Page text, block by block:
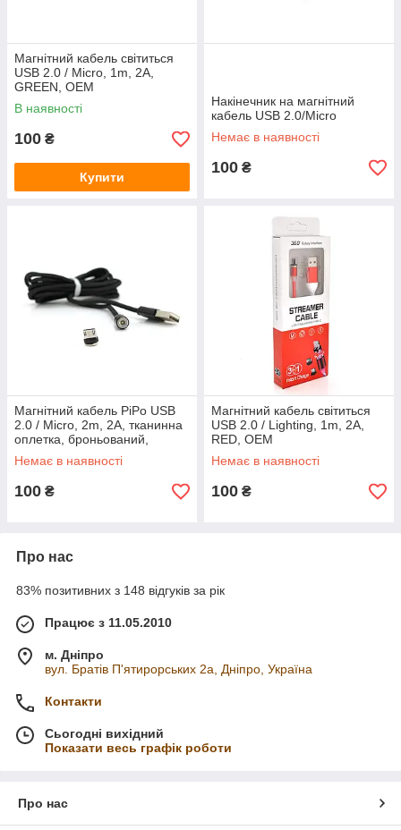
Магнітний кабель світиться
USB 2.0 / Micro, 1m, 2А,
GREEN, OEM
В наявності
100 ₴
Купити
Накінечник на магнітний
кабель USB 2.0/Micro
Немає в наявності
100 ₴
Магнітний кабель PiPo USB
2.0 / Micro, 2m, 2А, тканинна
оплетка, броньований,
знімач, Black, BOX
Немає в наявності
100 ₴
Магнітний кабель світиться
USB 2.0 / Lighting, 1m, 2А,
RED, OEM
Немає в наявності
100 ₴
Про нас
83% позитивних з 148 відгуків за рік
Працює з 11.05.2010
м. Дніпро
вул. Братів П'ятирорських 2а, Дніпро, Україна
Контакти
Сьогодні вихідний
Показати весь графік роботи
Про нас